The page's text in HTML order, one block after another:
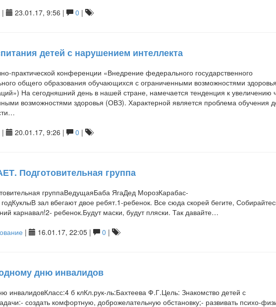
| 23.01.17, 9:56 | 0 |
детей с нарушением интеллекта
практической конференции «Внедрение федерального государственного
общего образования обучающихся с ограниченными возможностями
На сегодняшний день в нашей стране, намечается тенденция к увеличению
возможностями здоровья (ОВЗ). Характерной является проблема обучения
| 20.01.17, 9:26 | 0 |
Подготовительная группа
группаВедущаяБаба ЯгаДед МорозКарабас-
зал вбегают двое ребят.1-ребенок. Все сюда скорей бегите,
карнавал!2- ребенок.Будут маски, будут пляски. Так давайте…
| 16.01.17, 22:05 | 0 |
дню инвалидов
инвалидовКласс:4 б клКл.рук-ль:Бахтеева Ф.Г.Цель: Знакомство детей с
создать комфортную, доброжелательную обстановку;- развивать психо-